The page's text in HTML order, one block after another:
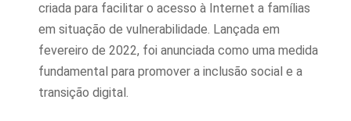
criada para facilitar o acesso à Internet a famílias
em situação de vulnerabilidade. Lançada em
fevereiro de 2022, foi anunciada como uma medida
fundamental para promover a inclusão social e a
transição digital.